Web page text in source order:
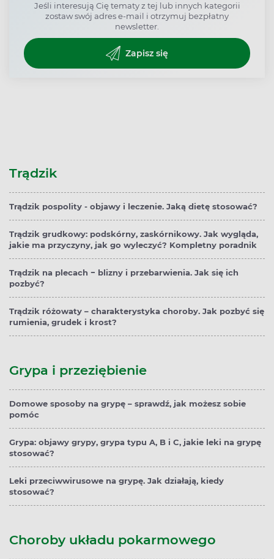
Jeśli interesują Cię tematy z tej lub innych kategorii
zostaw swój adres e-mail i otrzymuj bezpłatny
newsletter.
Zapisz się
Trądzik
Trądzik pospolity - objawy i leczenie. Jaką dietę stosować?
Trądzik grudkowy: podskórny, zaskórnikowy. Jak wygląda,
jakie ma przyczyny, jak go wyleczyć? Kompletny poradnik
Trądzik na plecach − blizny i przebarwienia. Jak się ich
pozbyć?
Trądzik różowaty – charakterystyka choroby. Jak pozbyć się
rumienia, grudek i krost?
Grypa i przeziębienie
Domowe sposoby na grypę – sprawdź, jak możesz sobie
pomóc
Grypa: objawy grypy, grypa typu A, B i C, jakie leki na grypę
stosować?
Leki przeciwwirusowe na grypę. Jak działają, kiedy
stosować?
Choroby układu pokarmowego